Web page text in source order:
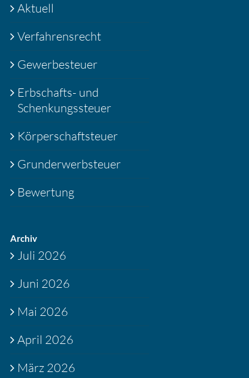
Aktuell
Verfahrensrecht
Gewerbesteuer
Erbschafts- und
Schenkungssteuer
Körperschaftsteuer
Grunderwerbsteuer
Bewertung
Archiv
Juli 2026
Juni 2026
Mai 2026
April 2026
März 2026